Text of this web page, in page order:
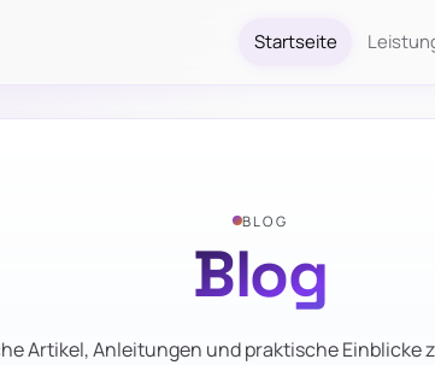
Startseite
BLOG
Blog
Artikel, Anleitungen und praktische Einblicke